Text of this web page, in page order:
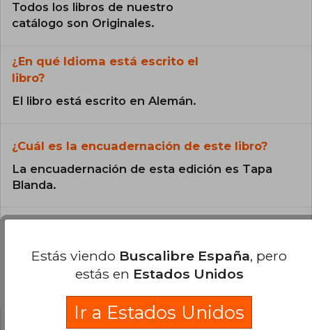
Todos los libros de nuestro
catálogo son Originales.
¿En qué Idioma está escrito el
libro?
El libro está escrito en Alemán.
¿Cuál es la encuadernación de este libro?
La encuadernación de esta edición es Tapa
Blanda.
Preguntas y respuestas sobre el libro
Estás viendo Buscalibre España, pero
estás en Estados Unidos
Ir a Estados Unidos